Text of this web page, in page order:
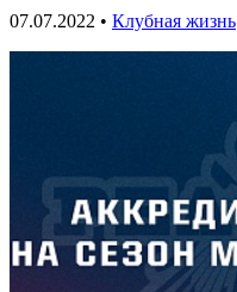
07.07.2022 • Клубная жизнь